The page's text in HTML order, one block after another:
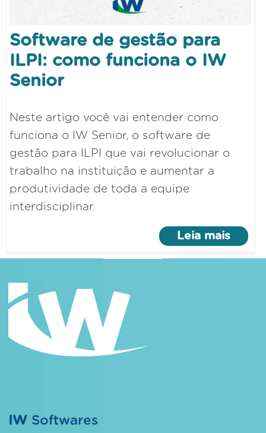
Software de gestão para
ILPI: como funciona o IW
Senior
Neste artigo você vai entender como
funciona o IW Senior, o software de
gestão para ILPI que vai revolucionar o
trabalho na instituição e aumentar a
produtividade de toda a equipe
interdisciplinar.
Leia mais
IW Softwares